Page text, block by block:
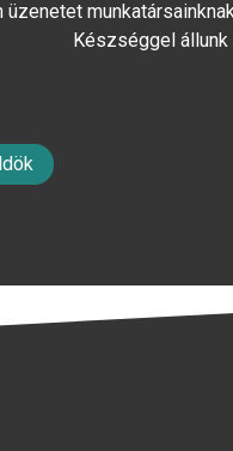
üzenetet
Készséggel